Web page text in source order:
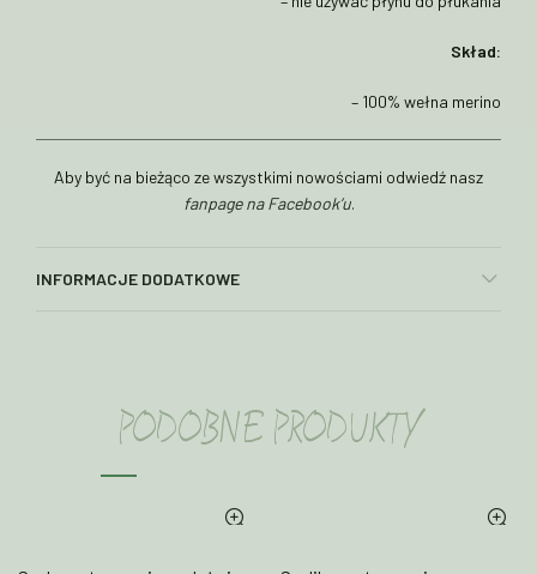
Skład:
– 100% wełna merino
Aby być na bieżąco ze wszystkimi nowościami odwiedź nasz
fanpage na Facebook’u.
INFORMACJE DODATKOWE
PODOBNE PRODUKTY